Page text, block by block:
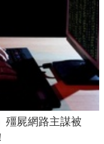
殭屍網路主謀被